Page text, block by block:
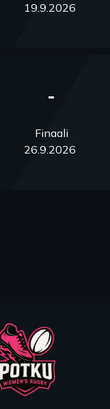
19.9.2026
-
Finaali
26.9.2026